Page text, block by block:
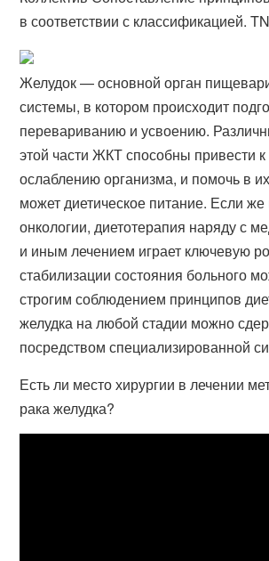
в соответствии с классификацией.
Желудок — основной орган
системы, в котором происходит
перевариванию и усвоению.
этой части ЖКТ способны привести
ослаблению организма, и помочь в
может диетическое питание. Если же
онкологии, диетотерапия наряду с
и иным лечением играет ключевую
стабилизации состояния больного
строгим соблюдением принципов
желудка на любой стадии можно
посредством специализированной
Есть ли место хирургии в лечении
рака желудка?